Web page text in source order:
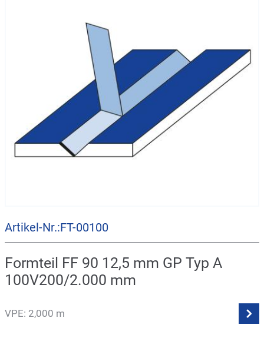
Artikel-Nr.:FT-00100
Formteil FF 90 12,5 mm GP Typ A
100V200/2.000 mm
VPE: 2,000 m